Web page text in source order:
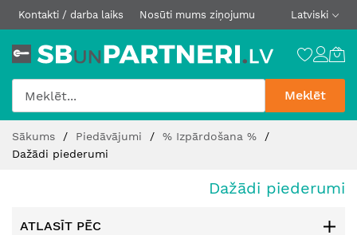
Kontakti / darba laiks Nosūti mums ziņojumu Latviski
Meklēt
Content
Sākums Piedāvājumi
% Izpārdošana %
Dažādi piederumi
Dažādi piederumi
ATLASĪT PĒC